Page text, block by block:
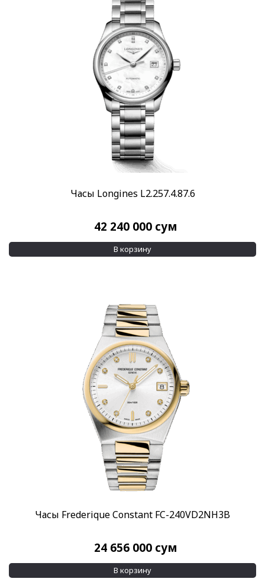
Часы Longines L2.257.4.87.6
42 240 000 сум
В корзину
Часы Frederique Constant FC-240VD2NH3B
24 656 000 сум
В корзину